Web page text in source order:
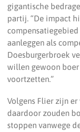
gigantische
partij. “De impact
aanleggen als
Doesburgerbroek
willen gewoon
voortzetten.”
Volgens Flier zijn
daardoor zouden
stoppen vanwege